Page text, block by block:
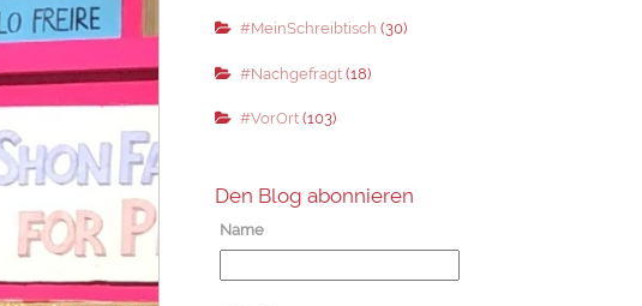
#MeinSchreibtisch (30)
#Nachgefragt(18)
#VorOrt(103)
Den Blog abonnieren
Name